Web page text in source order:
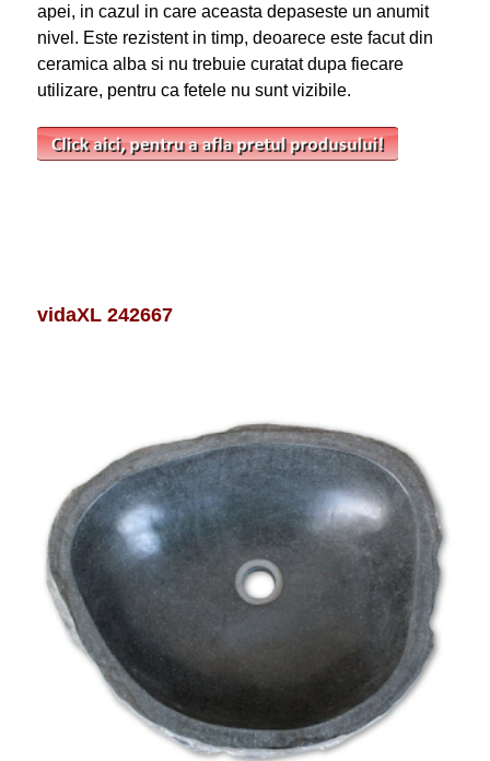
apei, in cazul in care aceasta depaseste un anumit
nivel. Este rezistent in timp, deoarece este facut din
ceramica alba si nu trebuie curatat dupa fiecare
utilizare, pentru ca fetele nu sunt vizibile.
vidaXL 242667